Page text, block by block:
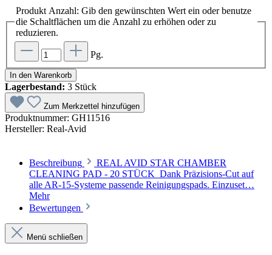
Produkt Anzahl: Gib den gewünschten Wert ein oder benutze
die Schaltflächen um die Anzahl zu erhöhen oder zu
reduzieren.
Pg.
In den Warenkorb
Lagerbestand: 3 Stück
Zum Merkzettel hinzufügen
Produktnummer: GH11516
Hersteller: Real-Avid
Beschreibung
REAL AVID STAR CHAMBER
CLEANING PAD - 20 STÜCK Dank Präzisions-Cut auf
alle AR-15-Systeme passende Reinigungspads. Einzuset…
Mehr
Bewertungen
Menü schließen